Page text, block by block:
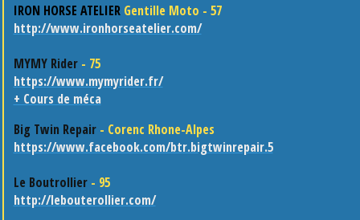
IRON HORSE ATELIER Gentille Moto - 57
http://www.ironhorseatelier.com/
MYMY Rider - 75
https://www.mymyrider.fr/
+ Cours de méca
Big Twin Repair - Corenc Rhone-Alpes
https://www.facebook.com/btr.bigtwinrepair.5
Le Boutrollier- 95
http://lebouterollier.com/